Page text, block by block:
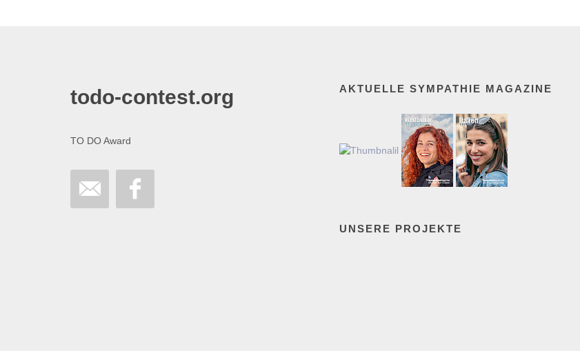
todo-contest.org
TO DO Award
AKTUELLE SYMPATHIE MAGAZINE
UNSERE PROJEKTE